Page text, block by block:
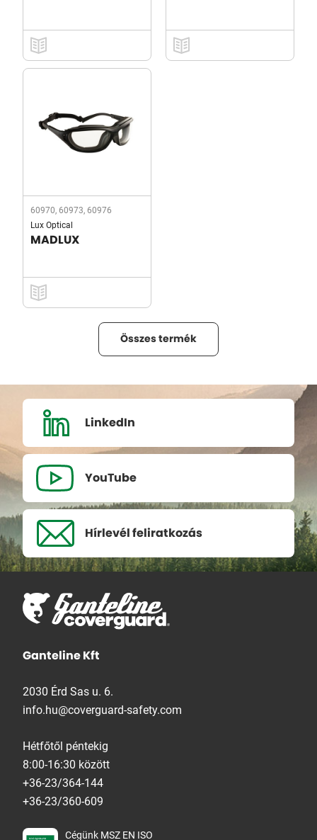
60970, 60973, 60976
Lux Optical
MADLUX
Összes termék
LinkedIn
YouTube
Hírlevél feliratkozás
Ganteline Kft
2030 Érd Sas u. 6.
info.hu@coverguard-safety.com
Hétfőtől péntekig
8:00-16:30 között
+36-23/364-144
+36-23/360-609
Cégünk MSZ EN ISO